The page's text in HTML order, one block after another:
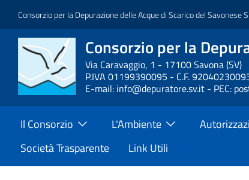
Salta
contenuto
principale
Consorzio per la Depurazione delle Acque di Scarico del Savonese
Block
block-
brandingdelsito
Consorzio per la
Via Caravaggio, 1 - 17100 Savona (SV)
P.IVA 01199390095 - C.F.
E-mail: info@depuratore.sv.it - PEC:
Main
Menu
Il Consorzio L'Ambiente
Società Trasparente
Link Utili